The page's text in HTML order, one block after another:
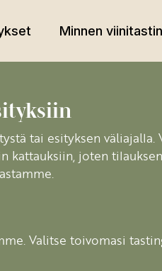
Minnen
tai esityksen
joten
Valitse toivomasi